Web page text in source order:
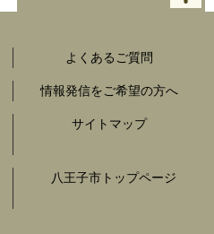
よくあるご質問
情報発信をご希望の方へ
サイトマップ
八王子市トップページ